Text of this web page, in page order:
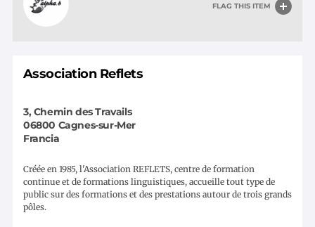
FLAG THIS ITEM
Association Reflets
3, Chemin des Travails
06800 Cagnes-sur-Mer
Francia
Créée en 1985, l'Association REFLETS, centre de formation
continue et de formations linguistiques, accueille tout type de
public sur des formations et des prestations autour de trois grands
pôles.